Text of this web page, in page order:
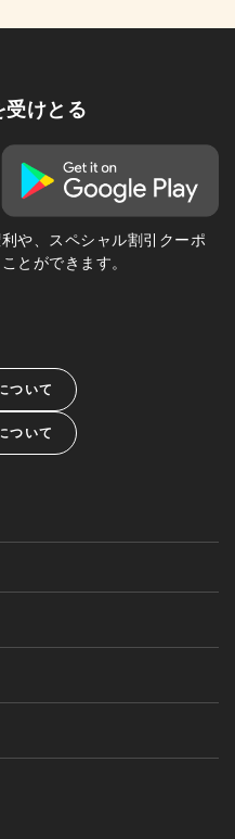
受けとる
や、スペシャル割引クーポ
とができます。
ついて
ついて